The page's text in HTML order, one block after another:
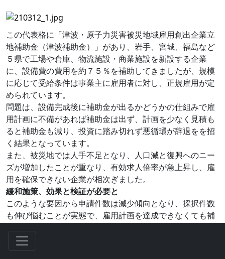
この代表格に「津波・原子力災害被災地域雇用創出企業立
地補助金（津波補助金）」があり、岩手、宮城、福島など
５県で工場や倉庫、物流施設・商業施設を新設する企業
に、設備費の費用を約７５％を補助してきましたが、規模
に応じて受給条件は事業主に雇用者に対し、正規雇用が定
められています。
問題は、設備完成後に補助金が出るかどうかの仕組みで雇
用計画に不備があれば補助金は出ず、計画を少なく見積も
ると補助金も減り、投資に踏み切れず悪循環が辞退をを招
く結果となっています。
また、被災地では人手不足となり、人口減と復興へのニー
ズが増加したことが重なり、有効求人倍率が急上昇し、雇
用を確保できない企業が相次ぎました。
緩和施策、効果と検証が必要と
このような要因から申請件数は減少傾向となり、採択件数
も伸び悩むことが実態で、雇用計画を達成できなくても補
す。